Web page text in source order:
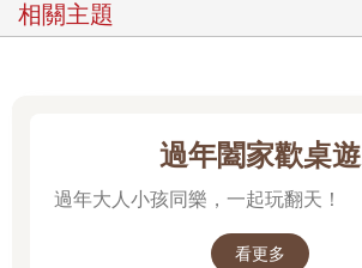
相關主題
過年闔家歡桌遊
過年大人小孩同樂，一起玩翻天！
看更多